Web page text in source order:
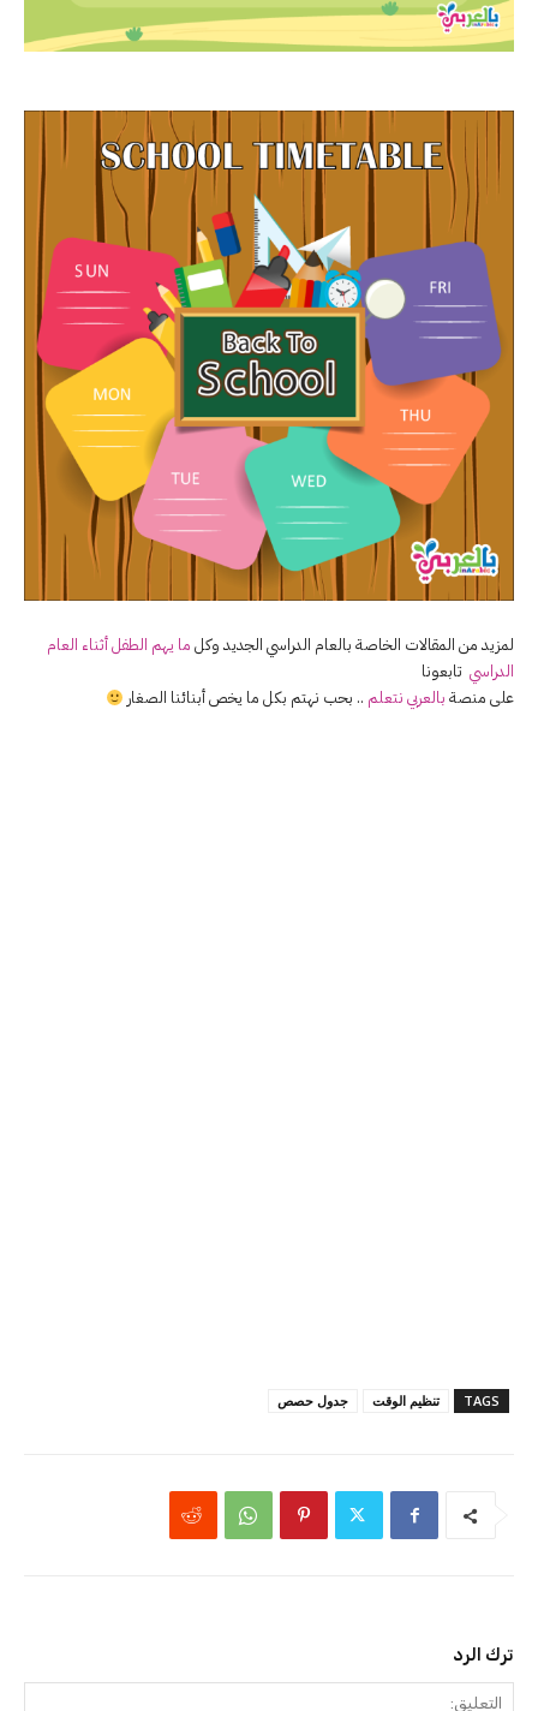
لمزيد من المقالات الخاصة بالعام الدراسي الجديد وكل ما يهم الطفل أثناء العام
الدراسي تابعونا
على منصة بالعربي نتعلم .. بحب نهتم بكل ما يخص أبنائنا الصغار
TAGS تنظيم الوقت جدول حصص
ترك الرد